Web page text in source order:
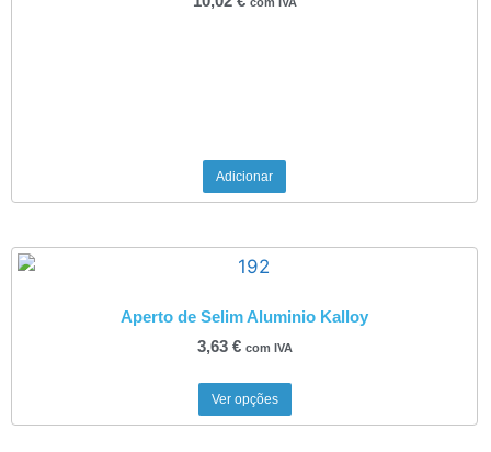
com IVA
Adicionar
Aperto de Selim Aluminio Kalloy
3,63 € com IVA
Ver opções